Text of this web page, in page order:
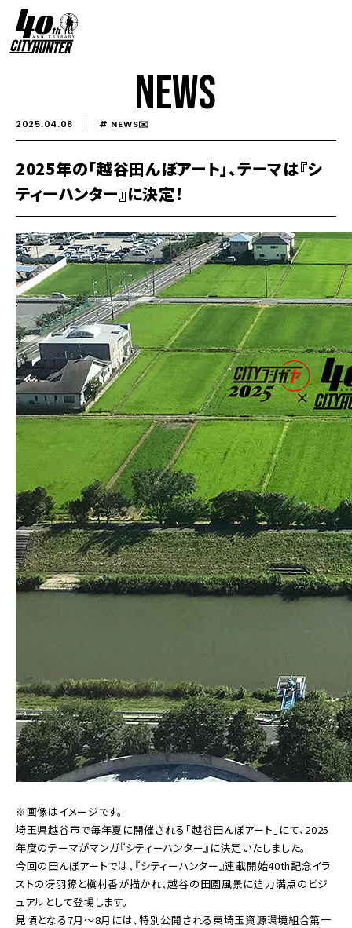
NEWS
2025.04.08 # NEWS✉️️
2025年の「越谷田んぼアート」、テーマは『シ
ティーハンター』に決定！
※画像はイメージです。
埼玉県越谷市で毎年夏に開催される「越谷田んぼアート」にて、2025
年度のテーマがマンガ『シティーハンター』に決定いたしました。
今回の田んぼアートでは、『シティーハンター』連載開始40th記念イラ
ストの冴羽獠と槇村香が描かれ、越谷の田園風景に迫力満点のビジ
ュアルとして登場します。
見頃となる7月～8月には、特別公開される東埼玉資源環境組合第一